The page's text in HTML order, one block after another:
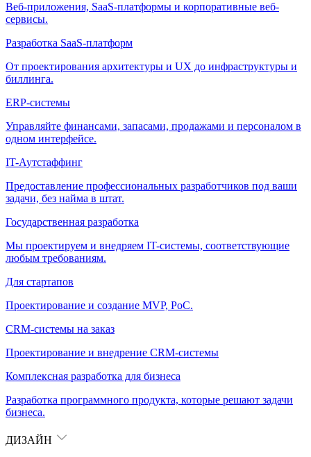
Веб-приложения, SaaS-платформы и корпоративные веб-
сервисы.
Разработка SaaS-платформ
От проектирования архитектуры и UX до инфраструктуры и
биллинга.
ERP-системы
Управляйте финансами, запасами, продажами и персоналом в
одном интерфейсе.
IT-Аутстаффинг
Предоставление профессиональных разработчиков под ваши
задачи, без найма в штат.
Государственная разработка
Мы проектируем и внедряем IT-системы, соответствующие
любым требованиям.
Для стартапов
Проектирование и создание MVP, PoC.
CRM-системы на заказ
Проектирование и внедрение CRM-системы
Комплексная разработка для бизнеса
Разработка программного продукта, которые решают задачи
бизнеса.
ДИЗАЙН